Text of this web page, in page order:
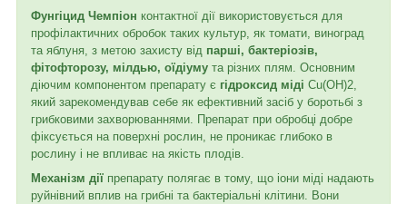
Фунгіцид Чемпіон контактної дії використовується для
профілактичних обробок таких культур, як томати, виноград
та яблуня, з метою захисту від парші, бактеріозів,
фітофторозу, мілдью, оїдіуму та різних плям. Основним
діючим компонентом препарату є гідроксид міді Cu(OH)2,
який зарекомендував себе як ефективний засіб у боротьбі з
грибковими захворюваннями. Препарат при обробці добре
фіксується на поверхні рослин, не проникає глибоко в
рослину і не впливає на якість плодів.
Механізм дії препарату полягає в тому, що іони міді надають
руйнівний вплив на грибні та бактеріальні клітини. Вони